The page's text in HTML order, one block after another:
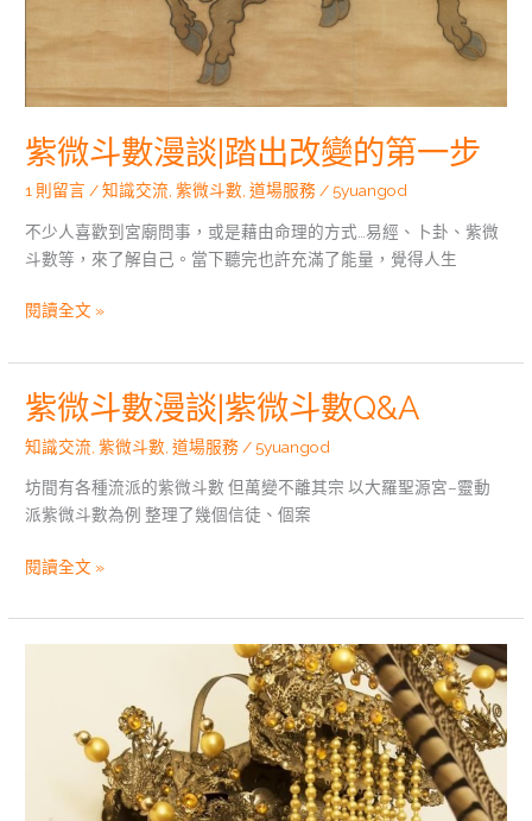
紫微斗數漫談|踏出改變的第一步
1 則留言 /知識交流 ,紫微斗數 ,道場服務 /5yuangod
不少人喜歡到宮廟問事，或是藉由命理的方式…易經、卜卦、紫微
斗數等，來了解自己。當下聽完也許充滿了能量，覺得人生
閱讀全文 »
紫微斗數漫談|紫微斗數Q&A
知識交流 ,紫微斗數 ,道場服務 /5yuangod
坊間有各種流派的紫微斗數 但萬變不離其宗 以大羅聖源宮–靈動
派紫微斗數為例 整理了幾個信徒、個案
紫
微
斗
數
漫
紫
斗
數
閱讀全文 »